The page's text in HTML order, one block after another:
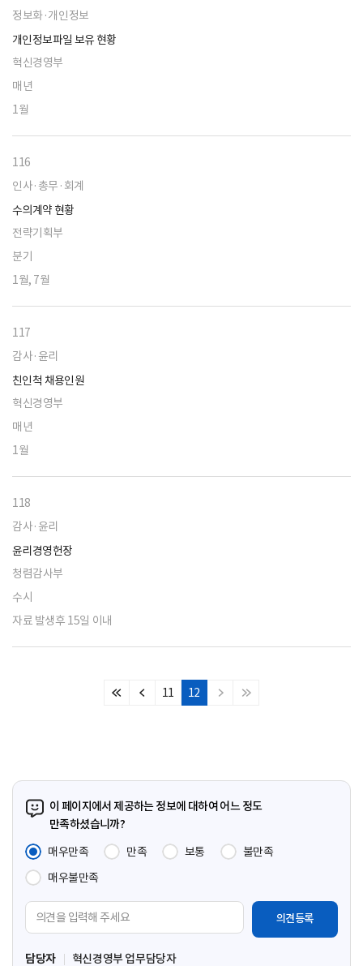
정보화·개인정보
개인정보파일 보유 현황
혁신경영부
매년
1월
116
인사·총무·회계
수의계약 현황
전략기획부
분기
1월, 7월
117
감사·윤리
친인척 채용인원
혁신경영부
매년
1월
118
감사·윤리
윤리경영헌장
청렴감사부
수시
자료 발생후 15일 이내
처
이
11 12
다
마
이 페이지에서 제공하는 정보에 대하여 어느 정도
만족하셨습니까?
매우만족
만족 보통
불만족
매우불만족
견
입
담당자 혁신경영부 업무담당자